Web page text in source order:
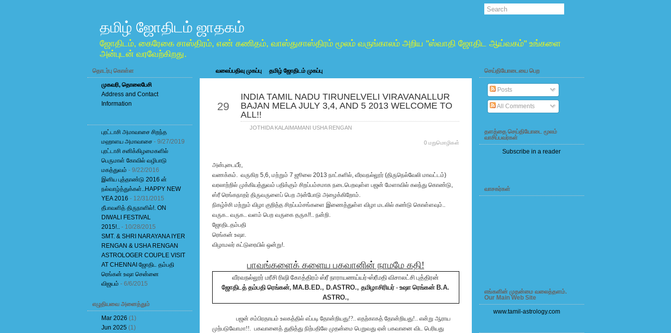
தமிழ் ஜோதிடம் ஜாதகம்
ஜோதிடம், கைரேகை சாஸ்திரம், எண் கணிதம், வாஸ்துசாஸ்திரம் மூலம் வருங்காலம் அறிய "ஸ்வாதி ஜோதிட ஆய்வகம்" உங்களை
அன்புடன் வரவேற்கிறது.
தொடர்பு கொள்ள
முகவரி, தொலைபேசி
Address and Contact
Information
புரட்டாசி அமாவாசை சிறந்த
மஹாளய அமாவாசை- 9/27/2019
புரட்டாசி சனிக்கிழமைகளில்
பெருமாள் கோவில் வழிபாடு
மகத்துவம் - 9/22/2016
இனிய புத்தாண்டு 2016 ன்
நல்வாழ்த்துக்கள்..HAPPY NEW
YEA 2016 - 12/31/2015
தீபாவளித் திருநாளில்!. ON
DIWALI FESTIVAL
2015!..- 10/28/2015
SMT. & SHRI NARAYANA IYER
RENGAN & USHA RENGAN
ASTROLOGER COUPLE VISIT
AT CHENNAI ஜோதிட தம்பதி
ரெங்கன் உஷா சென்னை
விஜயம் - 6/6/2015
எழுதியவை அனைத்தும்
Mar 2026 (1)
Jun 2025(1)
வலைப்பதிவு முகப்பு தமிழ் ஜோதிடம் முகப்பு
29
INDIA TAMIL NADU TIRUNELVELI VIRAVANALLUR
BAJAN MELA JULY 3,4, AND 5 2013 WELCOME TO
ALL!!
JOTHIDA KALAIMAMANI USHA RENGAN
0 மறுமொழிகள்
அன்புடையீர்,
வணக்கம். வருகிற 5,6, மற்றும் 7 ஜூலை 2013 நாட்களில், வீரவநல்லூர் (திருநெல்வேலி மாவட்டம்)
வரலாற்றில் முக்கியத்துவம் பதிக்கும் சிறப்பம்சமாக நடைபெறவுள்ள பஜன் மேளாவில் கலந்து கொண்டு,
ஸ்ரீ ரெங்கநாதர் திருவருளைப் பெற அன்போடு அழைக்கிறோம்.
நிகழ்ச்சி மற்றும் விழா குறித்த சிறப்பம்சங்களை இணைத்துள்ள விழா மடலில் கண்டு கொள்ளவும்..
வருக.. வருக.. வளம் பெற வருகை தருக!!.. நன்றி.
ஜோதிடதம்பதி
ரெங்கன் உஷா.
விழாமலர் கட்டுரையில் ஒன்று!.
பாவங்களைக் களைய பகவானின் நாமமே கதி!
வீரவநல்லூர் மரீசி ரிஷி கோத்திரம் ஸ்ரீ நாராயணய்யர்-ஸ்ரீமதி விசாலட்சி புத்திரன்
ஜோதிடத் தம்பதி ரெங்கன், MA.B.ED., D.ASTRO., தமிழாசிரியர் - உஷா ரெங்கன் B.A.
ASTRO.,
பஜன் சம்பிரதாயம் உலகத்தில் எப்படி தோன்றியது!?.. எதற்காகத் தோன்றியது!.. என்று ஆராய
முற்படுவோமா!!. பகவானைத் துதித்து நிற்பதிலே முதன்மை பெறுவது ஏன் பகவானை விட பெரியது
செய்தியோடையை பெற
Posts
All Comments
தளத்தை செய்தியோடை மூலம்
வாசிப்பவர்கள்
Subscribe in a reader
வாசகர்கள்
எங்களின் முதன்மை வலைத்தளம்.
Our Main Web Site
www.tamil-astrology.com